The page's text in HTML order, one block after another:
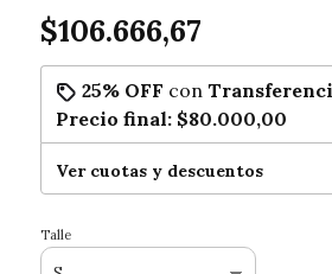
$106.666,67
25% OFF con
Precio final: $80.000,00
Ver cuotas y descuentos
Talle